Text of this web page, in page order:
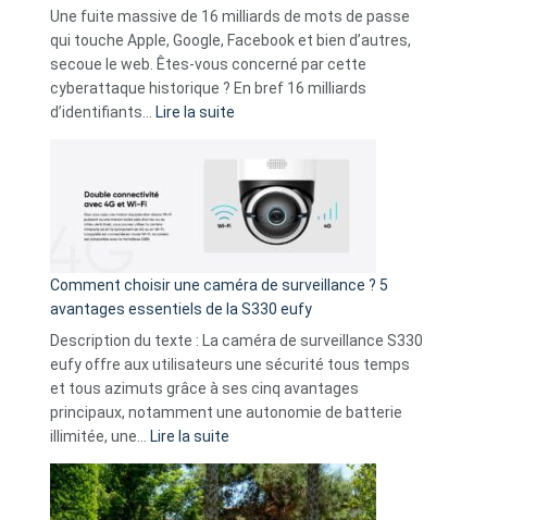
goûts
musicaux
avec
9
amis
Une fuite massive de 16 milliards de mots de passe
qui touche Apple, Google, Facebook et bien d’autres,
secoue le web. Êtes-vous concerné par cette
cyberattaque historique ? En bref 16 milliards
d’identifiants…
Lire la suite
record
La
fuite
16
milliards
données
menace
Facebook,
Telegram
GitHub
Comment choisir une caméra de surveillance ? 5
avantages essentiels de la S330 eufy
Description du texte : La caméra de surveillance S330
eufy offre aux utilisateurs une sécurité tous temps
et tous azimuts grâce à ses cinq avantages
principaux, notamment une autonomie de batterie
illimitée, une…
Lire la suite
choisir
une